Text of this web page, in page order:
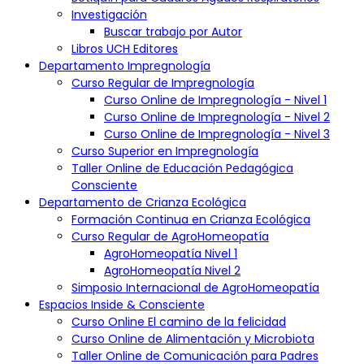
Seguridad de la Información:
Se implementan medidas de seguridad para proteger la
información del usuario. Sin embargo, la transmisión de datos a
través de Internet no puede garantizarse como totalmente
segura.
Divulgación de Información:
La Universidad Candegabe no divulgará información personal a
terceros sin el consentimiento expreso del usuario, excepto
cuando sea requerido por la ley.
Cambios en la Política de Privacidad:
La Universidad Candegabe se reserva el derecho de modificar
esta política en cualquier momento. Los cambios se notificarán a
los usuarios a través del sitio web.
Contacto:
Para preguntas o inquietudes relacionadas con la privacidad,
puedes ponerte en contacto con nosotros a través de
info@universidadcandegabe.org.
Información Adicional:
Naturaleza No Oficial:
La Universidad Candegabe, a pesar de proporcionar cursos y
certificados de formación, no está registrada como una
Investigación
Buscar trabajo por Autor
Libros UCH Editores
Departamento Impregnología
Curso Regular de Impregnología
Curso Online de Impregnología - Nivel 1
Curso Online de Impregnología - Nivel 2
Curso Online de Impregnología - Nivel 3
Curso Superior en Impregnología
Taller Online de Educación Pedagógica
Consciente
Departamento de Crianza Ecológica
Formación Continua en Crianza Ecológica
Curso Regular de AgroHomeopatía
AgroHomeopatía Nivel 1
AgroHomeopatía Nivel 2
Simposio Internacional de AgroHomeopatía
Espacios Inside & Consciente
Curso Online El camino de la felicidad
Curso Online de Alimentación y Microbiota
Taller Online de Comunicación para Padres